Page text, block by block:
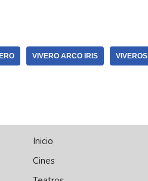
VIVERO ARCO IRIS VIVEROS
Inicio
Cines